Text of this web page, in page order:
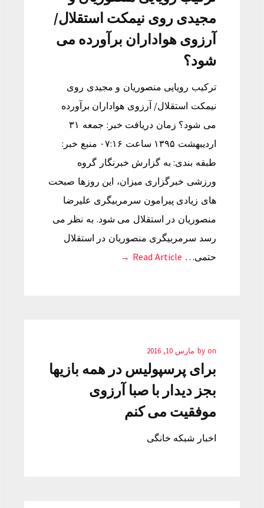
مجیدی روی نیمکت استقلال/
آرزوی هواداران برآورده می
شود؟
ترکیب رویایی منصوریان و مجیدی روی
نیمکت استقلال/ آرزوی هواداران برآورده
می شود؟ زمان دریافت خبر: جمعه ۳۱
اردیبهشت ۱۳۹۵ ساعت ۰۷:۱۶ منبع خبر:
طبقه بندی: به گزارش خبرنگار گروه
ورزشی خبرگزاری میزان، این روزها صبحت
های زیادی پیرامون سرمربیگری علیرضا
منصوریان در استقلال می شود. به نظر می
رسد سرمربیگری منصوریان در استقلال
حتمی… Read Article →
by on مارس 10, 2016
برای پرسپولیس در همه بازیها
بجز دیدار با صبا آرزوی
موفقیت می کنم
اخبار شبکه خانگی